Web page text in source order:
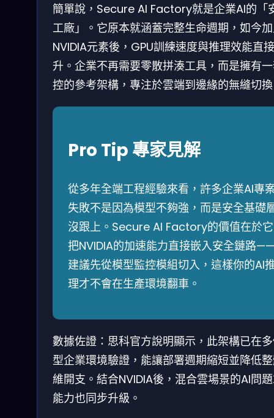
簡單說，Secure AI Factory就是企業AI的「
工廠」。它原本就涵蓋完整生命週期，如今
NVIDIA元素後，GPU訓練速度與推理效能直
升。企業不再需要零散拼湊工具，而是擁有
控的參考架構，專注於雲端到邊緣的無縫切
Pro Tip 專家見解
從多年全端工程經驗來看，許多企業AI專
失敗不是因為模型不夠強，而是安全基礎
沒跟上。Secure AI Factory的價值在於它
把NVIDIA的加速能力直接嵌入安全鏈路——
建議先從模型監控模組切入，這樣你的AI
理才不會在生產環境翻車。
數據佐證：思科官方說明顯示，此架構已在
型企業環境驗證，能讓部署週期縮短並降低
維開支。結合NVIDIA後，混合雲場景的AI問
能力也同步升級。